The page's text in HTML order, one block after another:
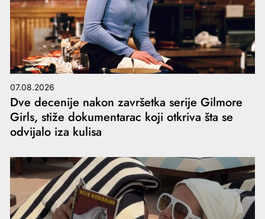
07.08.2026
Dve decenije nakon završetka serije Gilmore
Girls, stiže dokumentarac koji otkriva šta se
odvijalo iza kulisa